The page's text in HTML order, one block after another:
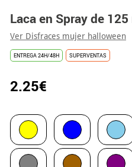
Laca en Spray de
Ver Disfraces mujer halloween
ENTREGA 24H/48H SUPERVENTAS
2.25€